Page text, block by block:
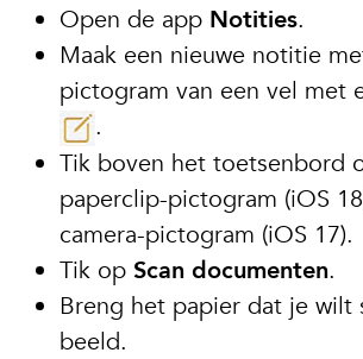
Open de app Notities.
Maak een nieuwe notitie
pictogram van een vel met
.
Tik boven het toetsenbord
paperclip-pictogram (iOS
camera-pictogram (iOS 17).
Tik op Scan documenten.
Breng het papier dat je wilt
beeld.